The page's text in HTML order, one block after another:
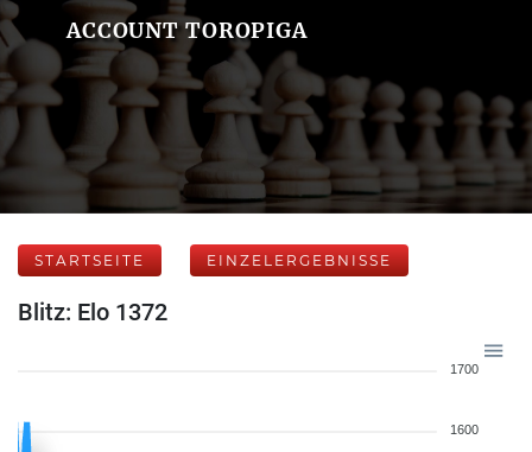
ACCOUNT TOROPIGA
STARTSEITE EINZELERGEBNISSE
Blitz: Elo 1372
1700
1600